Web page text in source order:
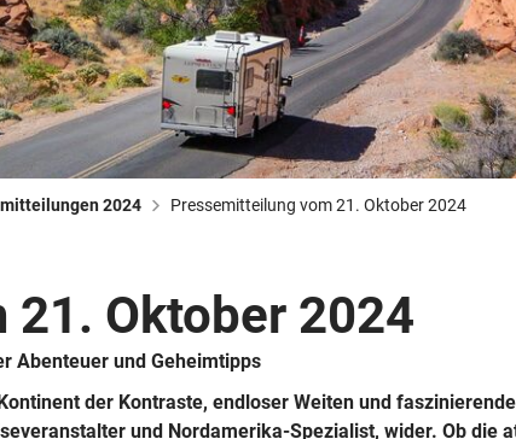
© ShaneMyersPhoto
Hawaii
Busreisen
© Chris Frey
Skireisen
Routen­vorschläge
© Swissmediavision/ ...
CANUSA-Magazin
Reisebüro-Service
Über uns
2024 Pressemitteilung vom 21. Oktober 2024
Oktober 2024
Abenteuer und Geheimtipps
der Kontraste, endloser Weiten und
und Nordamerika-Spezialist, wider. Ob